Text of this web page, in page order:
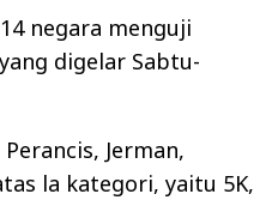
negara menguji
digelar Sabtu-
Jerman,
la kategori, yaitu 5K,